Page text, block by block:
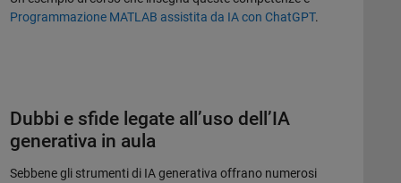
Programmazione MATLAB assistita da IA con ChatGPT.
Dubbi e sfide legate all’uso dell’IA
generativa in aula
Sebbene gli strumenti di IA generativa offrano numerosi